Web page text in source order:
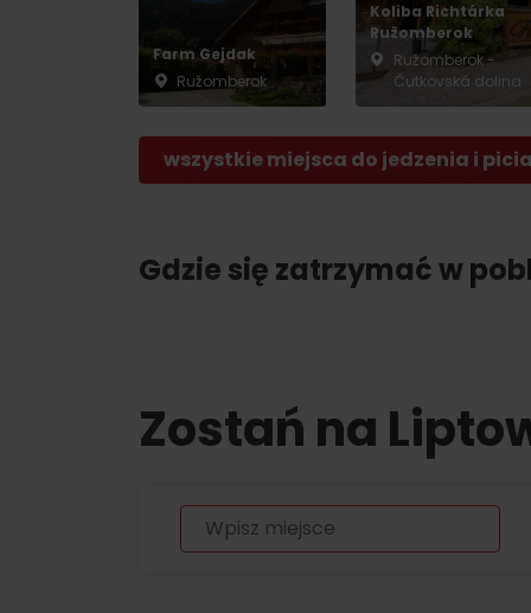
NAJLEPSZE ATRAKCJE
Potrzebujesz wypożyczyć narty lub
Lista produktów
regionalnych
O MARCE PRODUKTOWEJ LIPTOVA
Farm Gejdak
Ružomberok
Koliba Richtárka
Ružomberok
Ružomberok -
Čutkovská dolina
wszystkie miejsca do jedzenia i picia
Gdzie się zatrzymać w
Zostań na